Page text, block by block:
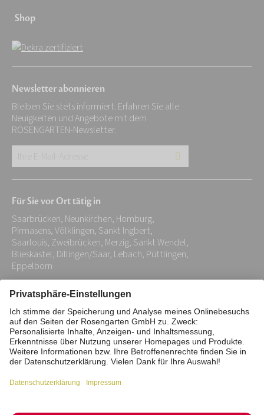
Shop
Newsletter abonnieren
Bleiben Sie stets informiert. Erfahren Sie alle
Neuigkeiten und Angebote mit dem
ROSENGARTEN-Newsletter.
Adresse:
*
Für Sie vor Ort tätig in
Saarbrücken, Neunkirchen, Homburg,
Pirmasens, Völklingen, Sankt Ingbert,
Saarlouis, Zweibrücken, Merzig, Sankt Wendel,
Blieskastel, Dillingen/Saar, Lebach, Püttlingen,
Eppelborn
Impressum Datenschutz
Stiftung
Interne Meldestelle
Zahlungsmittel
Barrierefreiheitserklärung
Vertrag widerrufen